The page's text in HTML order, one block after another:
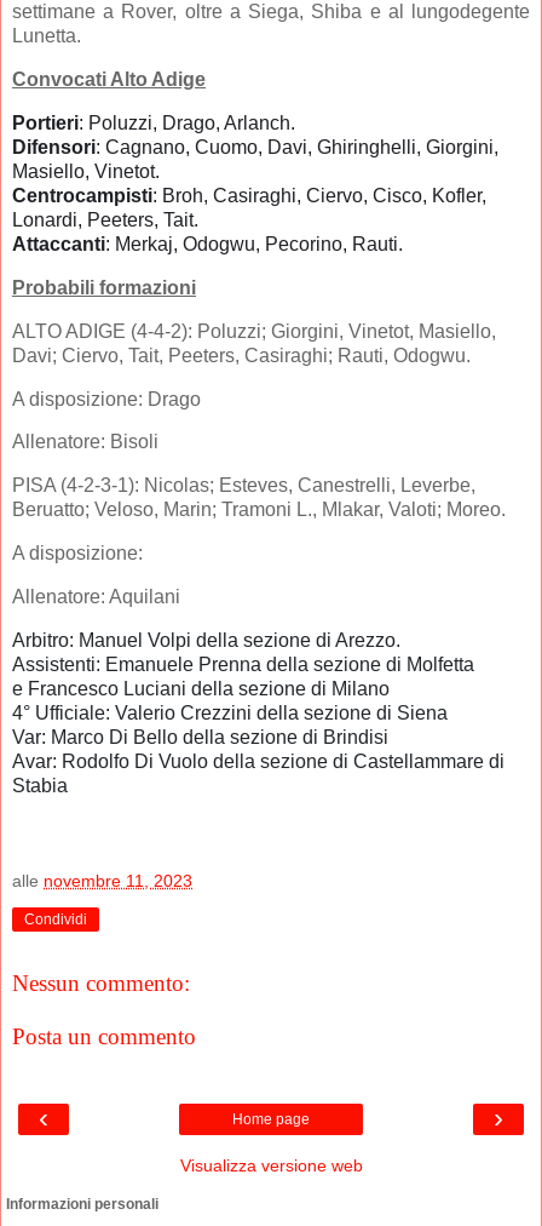
settimane a Rover, oltre a Siega, Shiba e al lungodegente
Lunetta.
Convocati Alto Adige
Portieri: Poluzzi, Drago, Arlanch.
Difensori: Cagnano, Cuomo, Davi, Ghiringhelli, Giorgini,
Masiello, Vinetot.
Centrocampisti: Broh, Casiraghi, Ciervo, Cisco, Kofler,
Lonardi, Peeters, Tait.
Attaccanti: Merkaj, Odogwu, Pecorino, Rauti.
Probabili formazioni
ALTO ADIGE (4-4-2): Poluzzi; Giorgini, Vinetot, Masiello,
Davi; Ciervo, Tait, Peeters, Casiraghi; Rauti, Odogwu.
A disposizione: Drago
Allenatore: Bisoli
PISA (4-2-3-1): Nicolas; Esteves, Canestrelli, Leverbe,
Beruatto; Veloso, Marin; Tramoni L., Mlakar, Valoti; Moreo.
A disposizione:
Allenatore: Aquilani
Arbitro: Manuel Volpi della sezione di Arezzo.
Assistenti: Emanuele Prenna della sezione di Molfetta
e Francesco Luciani della sezione di Milano
4° Ufficiale: Valerio Crezzini della sezione di Siena
Var: Marco Di Bello della sezione di Brindisi
Avar: Rodolfo Di Vuolo della sezione di Castellammare di
Stabia
alle novembre 11, 2023
Condividi
Nessun commento:
Posta un commento
‹ ›
Home page
Visualizza versione web
Informazioni personali